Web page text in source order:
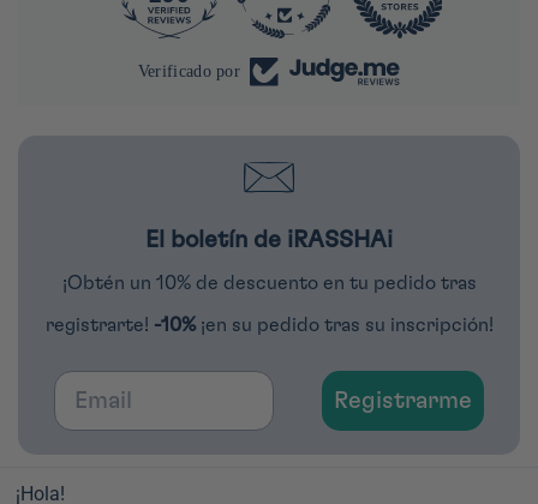
Verificado por
El boletín de iRASSHAi
¡Obtén un 10% de descuento en tu pedido tras
registrarte! -10% ¡en su pedido tras su inscripción!
Email
Registrarme
¡Hola!